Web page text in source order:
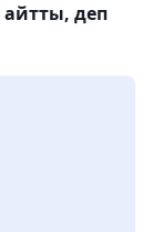
айтты, деп